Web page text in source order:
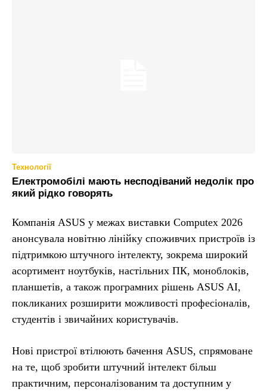
Технології
Електромобілі мають несподіваний недолік про
який рідко говорять
Компанія ASUS у межах виставки Computex 2026
анонсувала новітню лінійку споживчих пристроїв із
підтримкою штучного інтелекту, зокрема широкий
асортимент ноутбуків, настільних ПК, моноблоків,
планшетів, а також програмних рішень ASUS AI,
покликаних розширити можливості професіоналів,
студентів і звичайних користувачів.
Нові пристрої втілюють бачення ASUS, спрямоване
на те, щоб зробити штучний інтелект більш
практичним, персоналізованим та доступним у